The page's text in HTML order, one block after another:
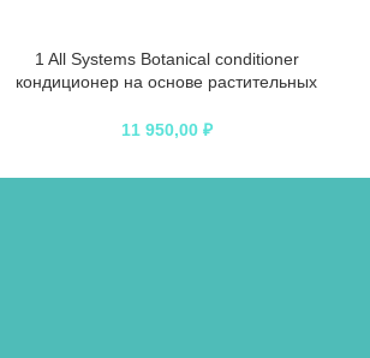
1 All Systems Botanical conditioner
кондиционер на основе растительных
11 950,00 ₽